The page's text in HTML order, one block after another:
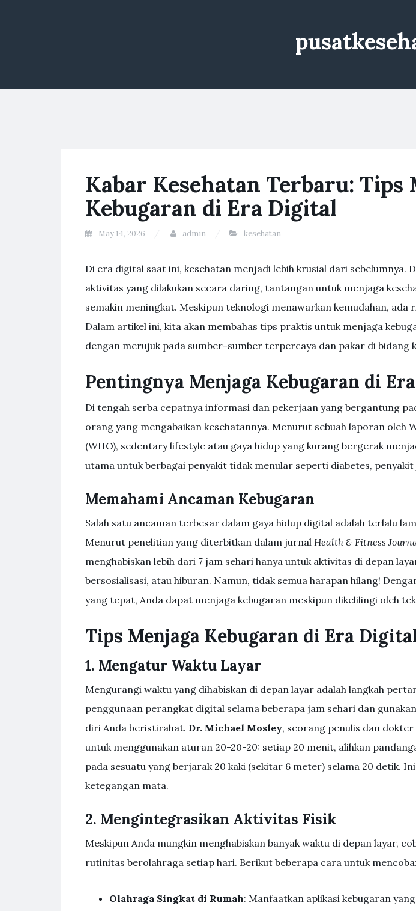
Kabar Kesehatan Terbaru: Tips
Kebugaran di Era Digital
May 14, 2026 admin kesehatan
Di era digital saat ini, kesehatan menjadi lebih krusial dari sebelumnya.
aktivitas yang dilakukan secara daring, tantangan untuk menjaga
semakin meningkat. Meskipun teknologi menawarkan kemudahan, ada
Dalam artikel ini, kita akan membahas tips praktis untuk menjaga
dengan merujuk pada sumber-sumber terpercaya dan pakar di bidang
Pentingnya Menjaga Kebugaran di
Di tengah serba cepatnya informasi dan pekerjaan yang bergantung
orang yang mengabaikan kesehatannya. Menurut sebuah laporan oleh
(WHO), sedentary lifestyle atau gaya hidup yang kurang bergerak
utama untuk berbagai penyakit tidak menular seperti diabetes,
Memahami Ancaman Kebugaran
Salah satu ancaman terbesar dalam gaya hidup digital adalah terlalu
Menurut penelitian yang diterbitkan dalam jurnal Health & Fitness
menghabiskan lebih dari 7 jam sehari hanya untuk aktivitas di depan
bersosialisasi, atau hiburan. Namun, tidak semua harapan hilang!
yang tepat, Anda dapat menjaga kebugaran meskipun dikelilingi oleh
Tips Menjaga Kebugaran di Era
1. Mengatur Waktu Layar
Mengurangi waktu yang dihabiskan di depan layar adalah langkah
penggunaan perangkat digital selama beberapa jam sehari dan
diri Anda beristirahat. Dr. Michael Mosley, seorang penulis dan
untuk menggunakan aturan 20-20-20: setiap 20 menit, alihkan
pada sesuatu yang berjarak 20 kaki (sekitar 6 meter) selama 20 detik.
ketegangan mata.
2. Mengintegrasikan Aktivitas Fisik
Meskipun Anda mungkin menghabiskan banyak waktu di depan layar,
rutinitas berolahraga setiap hari. Berikut beberapa cara untuk mencoba:
Olahraga Singkat di Rumah: Manfaatkan aplikasi kebugaran